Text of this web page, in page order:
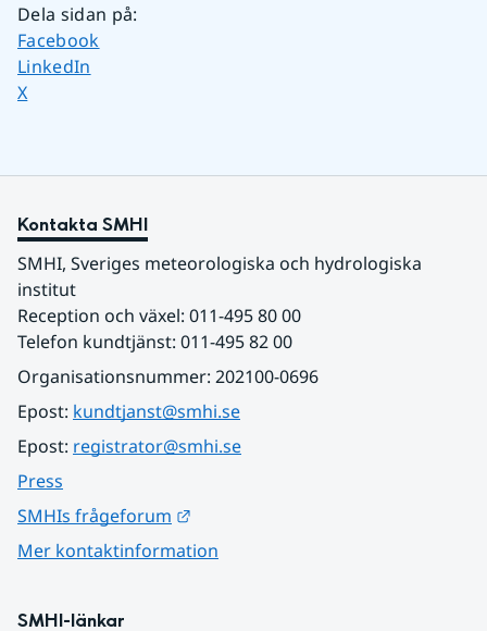
Dela sidan på:
Dela sidan på
Facebook
Dela sidan på
LinkedIn
Dela sidan på
X
Kontakta SMHI
SMHI, Sveriges meteorologiska och hydrologiska
institut
Reception och växel: 011-495 80 00
Telefon kundtjänst: 011-495 82 00
Organisationsnummer: 202100-0696
Epost: kundtjanst@smhi.se
Epost: registrator@smhi.se
Press
SMHIs frågeforum
Mer kontaktinformation
SMHI-länkar